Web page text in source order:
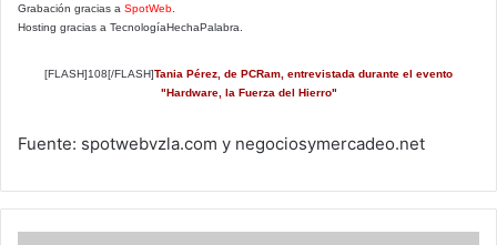
Grabación gracias a SpotWeb
Hosting gracias a TecnologíaHechaPalabra.
[FLASH]108[/FLASH]Tania Pérez, de PCRam , entrevistada durante el evento
"Hardware, la Fuerza del Hierro"
Fuente: spotwebvzla.com y negociosymercadeo.net